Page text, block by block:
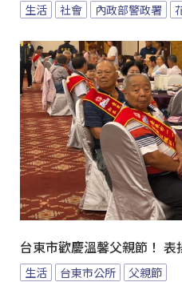
生活 社會 內政部警政署
台東市歡慶溫馨父親節！ 表
生活 台東市公所 父親節